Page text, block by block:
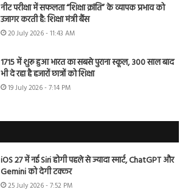
नीट परीक्षा में सफलता “शिक्षा क्रांति” के व्यापक प्रभाव को
उजागर करती है: शिक्षा मंत्री बैंस
20 July 2026 - 11:43 AM
1715 में शुरू हुआ भारत का सबसे पुराना स्कूल, 300 साल बाद
भी दे रहा है हजारों छात्रों को शिक्षा
19 July 2026 - 7:14 PM
iOS 27 में नई Siri होगी पहले से ज्यादा स्मार्ट, ChatGPT और
Gemini को देगी टक्कर
25 July 2026 - 7:52 PM